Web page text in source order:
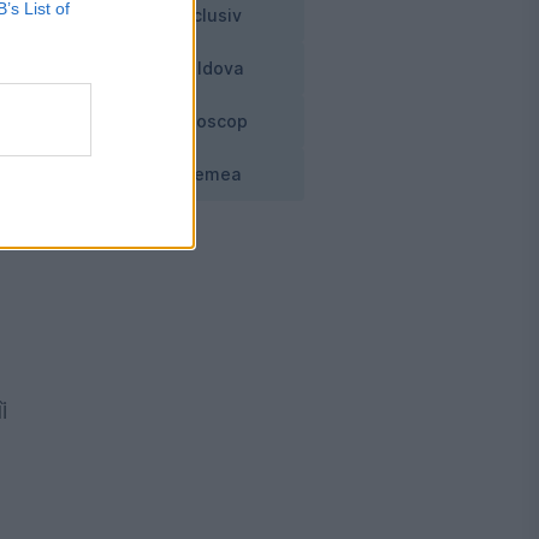
List of
Exclusiv
Moldova
Horoscop
Vremea